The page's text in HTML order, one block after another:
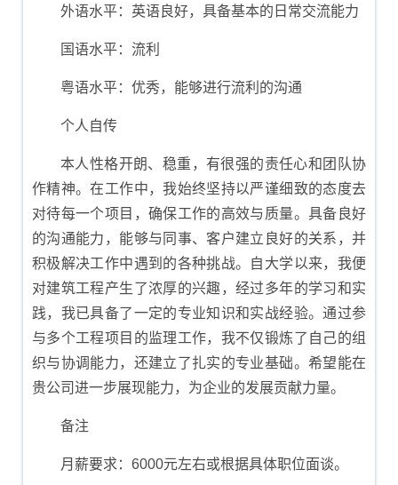
外语水平：英语良好，具备基本的日常交流能力
国语水平：流利
粤语水平：优秀，能够进行流利的沟通
个人自传
本人性格开朗、稳重，有很强的责任心和团队协
作精神。在工作中，我始终坚持以严谨细致的态度去
对待每一个项目，确保工作的高效与质量。具备良好
的沟通能力，能够与同事、客户建立良好的关系，并
积极解决工作中遇到的各种挑战。自大学以来，我便
对建筑工程产生了浓厚的兴趣，经过多年的学习和实
践，我已具备了一定的专业知识和实战经验。通过参
与多个工程项目的监理工作，我不仅锻炼了自己的组
织与协调能力，还建立了扎实的专业基础。希望能在
贵公司进一步展现能力，为企业的发展贡献力量。
备注
月薪要求：6000元左右或根据具体职位面谈。